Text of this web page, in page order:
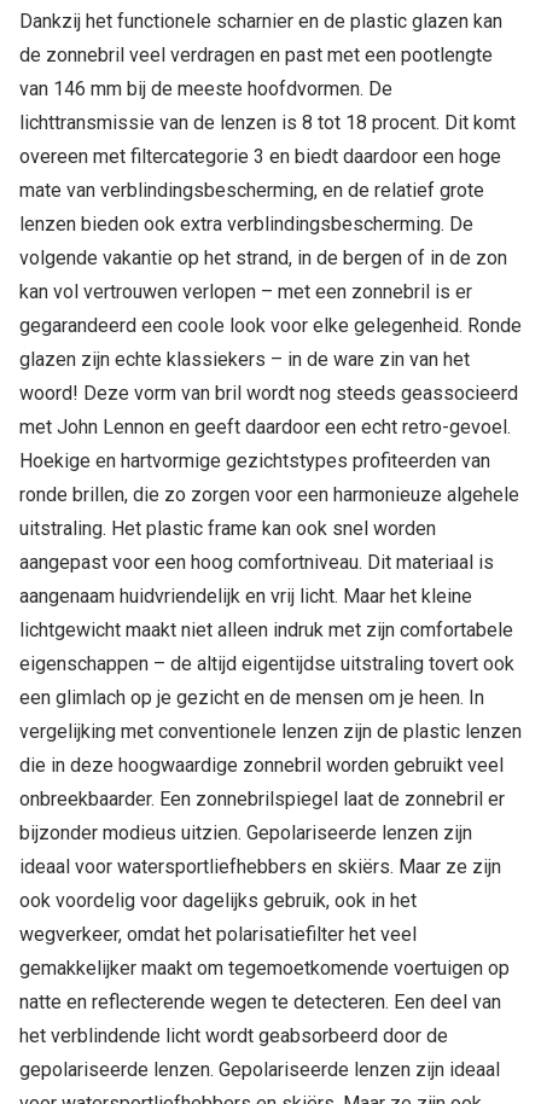
Alle brillen merken
Online hulp & advies
Online bril kopen in maar 4 stappen
Bril online passen
Brillentrends
Zorgvergoeding brillen
Meekleurende glazen
Nachtbril
Alles over brillen
Dankzij het functionele scharnier en de plastic glazen kan
de zonnebril veel verdragen en past met een pootlengte
van 146 mm bij de meeste hoofdvormen. De
lichttransmissie van de lenzen is 8 tot 18 procent. Dit komt
overeen met filtercategorie 3 en biedt daardoor een hoge
mate van verblindingsbescherming, en de relatief grote
lenzen bieden ook extra verblindingsbescherming. De
volgende vakantie op het strand, in de bergen of in de zon
kan vol vertrouwen verlopen – met een zonnebril is er
gegarandeerd een coole look voor elke gelegenheid. Ronde
glazen zijn echte klassiekers – in de ware zin van het
woord! Deze vorm van bril wordt nog steeds geassocieerd
met John Lennon en geeft daardoor een echt retro-gevoel.
Hoekige en hartvormige gezichtstypes profiteerden van
ronde brillen, die zo zorgen voor een harmonieuze algehele
uitstraling. Het plastic frame kan ook snel worden
aangepast voor een hoog comfortniveau. Dit materiaal is
aangenaam huidvriendelijk en vrij licht. Maar het kleine
lichtgewicht maakt niet alleen indruk met zijn comfortabele
eigenschappen – de altijd eigentijdse uitstraling tovert ook
een glimlach op je gezicht en de mensen om je heen. In
vergelijking met conventionele lenzen zijn de plastic lenzen
die in deze hoogwaardige zonnebril worden gebruikt veel
onbreekbaarder. Een zonnebrilspiegel laat de zonnebril er
bijzonder modieus uitzien. Gepolariseerde lenzen zijn
ideaal voor watersportliefhebbers en skiërs. Maar ze zijn
ook voordelig voor dagelijks gebruik, ook in het
wegverkeer, omdat het polarisatiefilter het veel
gemakkelijker maakt om tegemoetkomende voertuigen op
natte en reflecterende wegen te detecteren. Een deel van
het verblindende licht wordt geabsorbeerd door de
gepolariseerde lenzen. Gepolariseerde lenzen zijn ideaal